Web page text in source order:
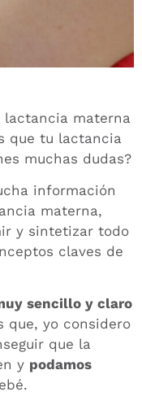
lactancia materna
que tu lactancia
muchas dudas?
información
materna,
y sintetizar todo
claves de
sencillo y claro
que, yo considero
que la
y podamos